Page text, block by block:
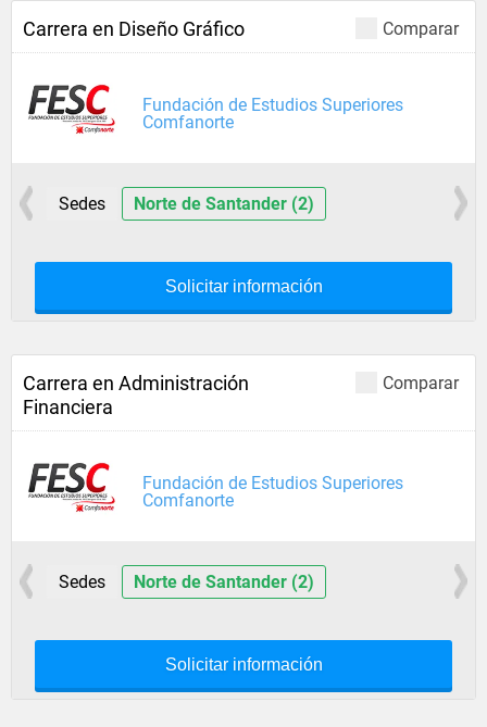
Comparar
Carrera en Diseño Gráfico
Fundación de Estudios Superiores
Comfanorte
Sedes Norte de Santander (2)
Solicitar información
Comparar
Carrera en Administración
Financiera
Fundación de Estudios Superiores
Comfanorte
Sedes Norte de Santander (2)
Solicitar información